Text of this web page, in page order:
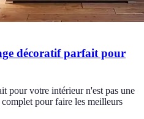
décoratif parfait pour
pour votre intérieur n'est pas une
pour faire les meilleurs